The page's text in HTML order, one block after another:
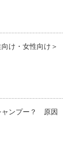
そうなイメー
ンの商品もあ
めです。
ョンシ
け・女性向け＞
ャンプー？ 原因